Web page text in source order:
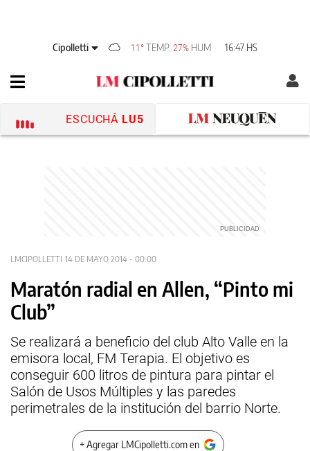
Cipolletti 11° TEMP 27% HUM 16:47 HS
ESCUCHÁ LU5
LMCIPOLLETTI 14 DE MAYO 2014 - 00:00
Maratón radial en Allen, “Pinto mi
Club”
Se realizará a beneficio del club Alto Valle en la
emisora local, FM Terapia. El objetivo es
conseguir 600 litros de pintura para pintar el
Salón de Usos Múltiples y las paredes
perimetrales de la institución del barrio Norte.
+ Agregar LMCipolletti.com en